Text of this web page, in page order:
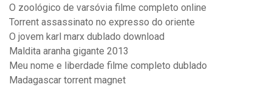
O zoológico de varsóvia filme completo online
Torrent assassinato no expresso do oriente
O jovem karl marx dublado download
Maldita aranha gigante 2013
Meu nome e liberdade filme completo dublado
Madagascar torrent magnet